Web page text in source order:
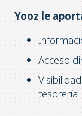
Yooz le
Acceso
tesorería